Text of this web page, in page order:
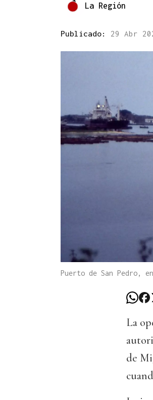
La Región
Publicado: 29 Abr
Puerto de San Pedro,
La
de